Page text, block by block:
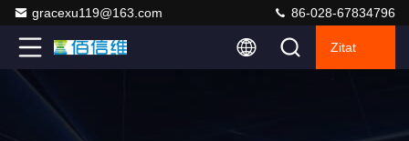
gracexu119@163.com 86-028-67834796
Zitat